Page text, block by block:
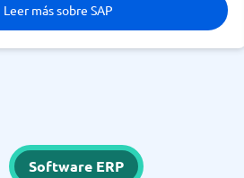
Leer más sobre SAP
Software ERP